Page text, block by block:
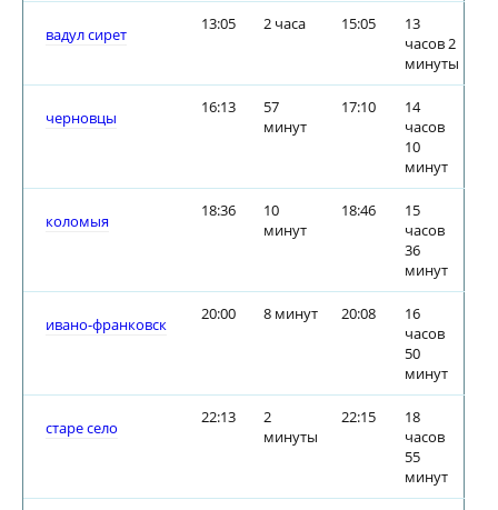
вадул сирет
13:05 2 часа 15:05
13
часов 2
минуты
черновцы
16:13
57
минут
17:10
14
часов
10
минут
коломыя
18:36
10
минут
18:46
15
часов
36
минут
ивано-франковск
20:00 8 минут 20:08
16
часов
50
минут
старе село
22:13
2
минуты
22:15
18
часов
55
минут